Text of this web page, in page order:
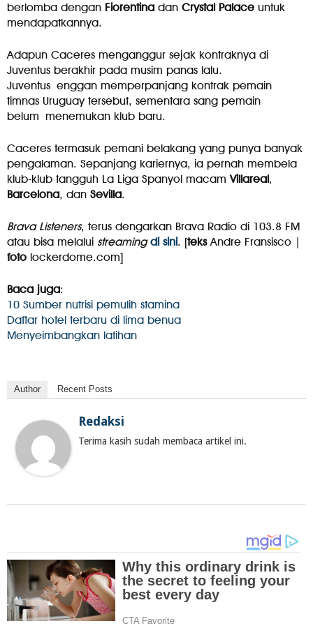
berlomba dengan Fiorentina dan Crystal Palace untuk
mendapatkannya.
Adapun Caceres menganggur sejak kontraknya di
Juventus berakhir pada musim panas lalu.
Juventus enggan memperpanjang kontrak pemain
timnas Uruguay tersebut, sementara sang pemain
belum menemukan klub baru.
Caceres termasuk pemani belakang yang punya banyak
pengalaman. Sepanjang kariernya, ia pernah membela
klub-klub tangguh La Liga Spanyol macamVillareal,
Barcelona, dan Sevilla.
Brava Listeners, terus dengarkan Brava Radio di 103.8 FM
atau bisa melalui streaming di sini. [teksAndre Fransisco |
foto lockerdome.com]
Baca juga:
10 Sumber nutrisi pemulih stamina
Daftar hotel terbaru di lima benua
Menyeimbangkan latihan
Author Recent Posts
Redaksi
Terima kasih sudah membaca artikel ini.